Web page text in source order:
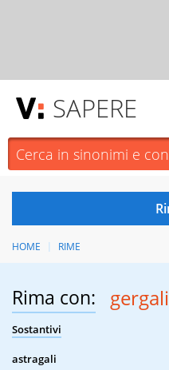
SAPERE
HOME RIME
Rima con: gergali
Sostantivi
astragali